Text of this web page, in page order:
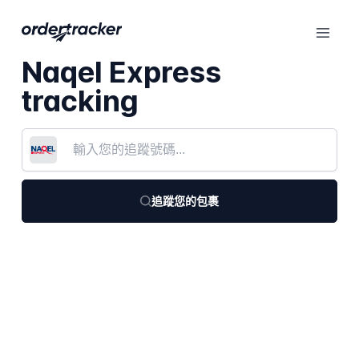
Naqel Express
tracking
追蹤您的包裹